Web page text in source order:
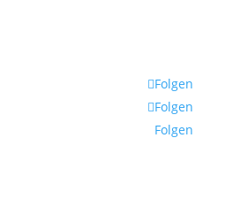
Folgen
Folgen
Folgen